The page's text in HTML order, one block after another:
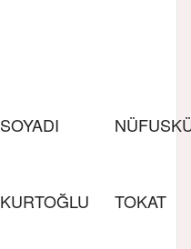
SOYADI NÜFUS
KURTOĞLU TOKAT